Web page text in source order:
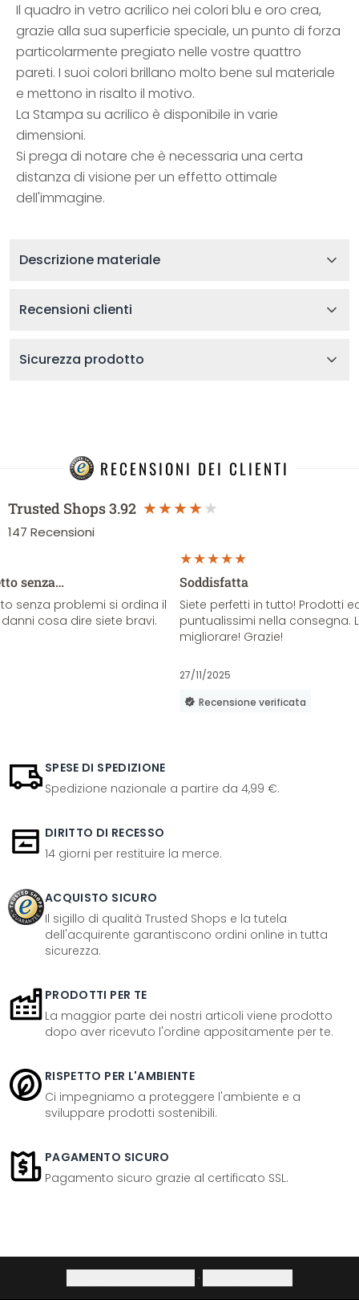
Il quadro in vetro acrilico nei colori blu e oro crea,
grazie alla sua superficie speciale, un punto di forza
particolarmente pregiato nelle vostre quattro
pareti. I suoi colori brillano molto bene sul materiale
e mettono in risalto il motivo.
La Stampa su acrilico è disponibile in varie
dimensioni.
Si prega di notare che è necessaria una certa
distanza di visione per un effetto ottimale
dell'immagine.
Descrizione materiale
Recensioni clienti
Sicurezza prodotto
RECENSIONI DEI CLIENTI
Trusted Shops3.92
147 Recensioni
senza…
senza problemi si ordina il
cosa dire siete bravi.
Soddisfatta
Siete perfetti in tutto! Prodotti
puntualissimi nella consegna.
migliorare! Grazie!
27/11/2025
Recensione verificata
SPESE DI SPEDIZIONE
Spedizione nazionale a partire da 4,99 €.
DIRITTO DI RECESSO
14 giorni per restituire la merce.
ACQUISTO SICURO
Il sigillo di qualità Trusted Shops e la tutela
dell'acquirente garantiscono ordini online in tutta
sicurezza.
PRODOTTI PER TE
La maggior parte dei nostri articoli viene prodotto
dopo aver ricevuto l'ordine appositamente per te.
RISPETTO PER L'AMBIENTE
Ci impegniamo a proteggere l'ambiente e a
sviluppare prodotti sostenibili.
PAGAMENTO SICURO
Pagamento sicuro grazie al certificato SSL.
·